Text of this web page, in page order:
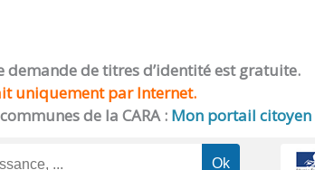
demande de titres d’identité est gratuite.
uniquement par Internet.
de la CARA : Mon portail citoyen